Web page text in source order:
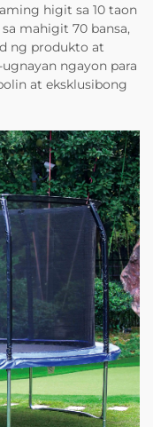
higit sa 10 taon
mahigit 70 bansa,
ng produkto at
ngayon para
at eksklusibong